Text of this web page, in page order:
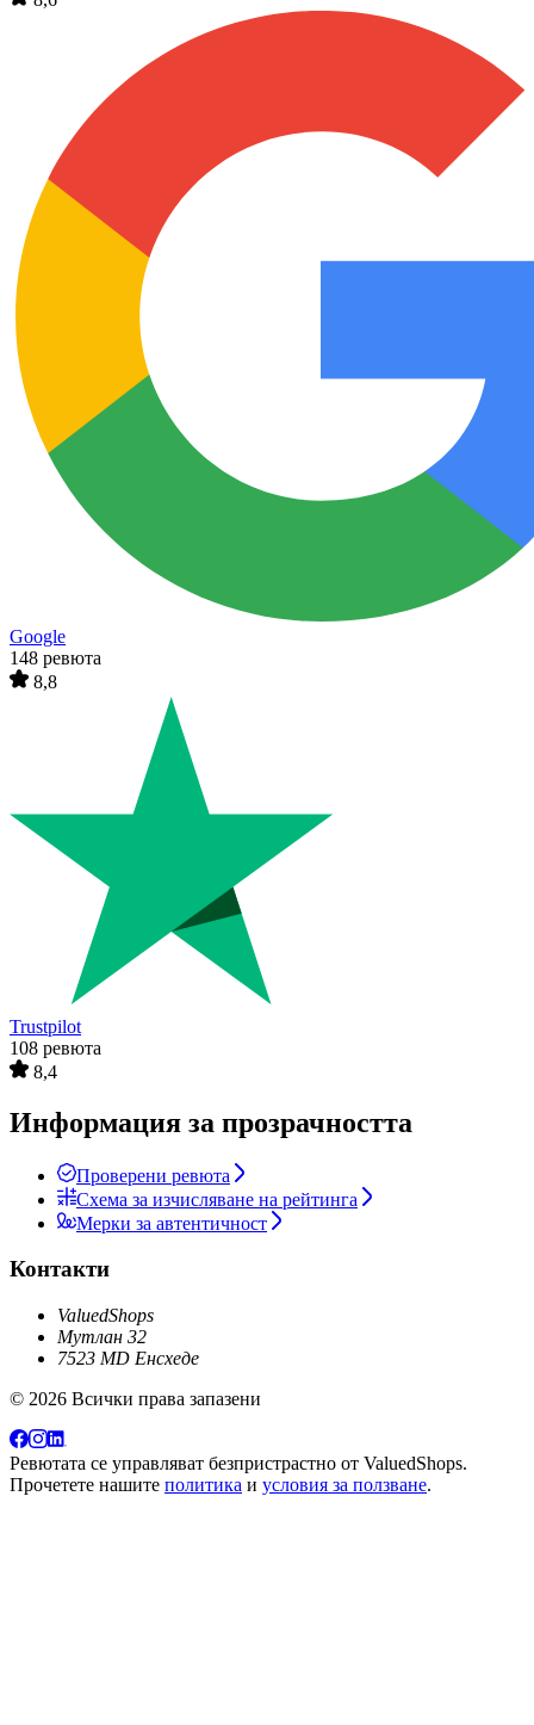
Google
148 ревюта
8,8
Trustpilot
108 ревюта
8,4
Информация за прозрачността
Проверени ревюта
Схема за изчисляване на рейтинга
Мерки за автентичност
Контакти
ValuedShops
Мутлан 32
7523 MD Енсхеде
© 2026 Всички права запазени
Ревютата се управляват безпристрастно от ValuedShops.
Прочетете нашите политика и условия за ползване.